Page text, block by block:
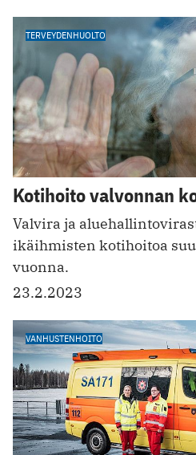
TERVEYDENHUOLTO
Kotihoito valvonnan
Valvira ja
ikäihmisten kotihoitoa
vuonna.
23.2.2023
VANHUSTENHOITO